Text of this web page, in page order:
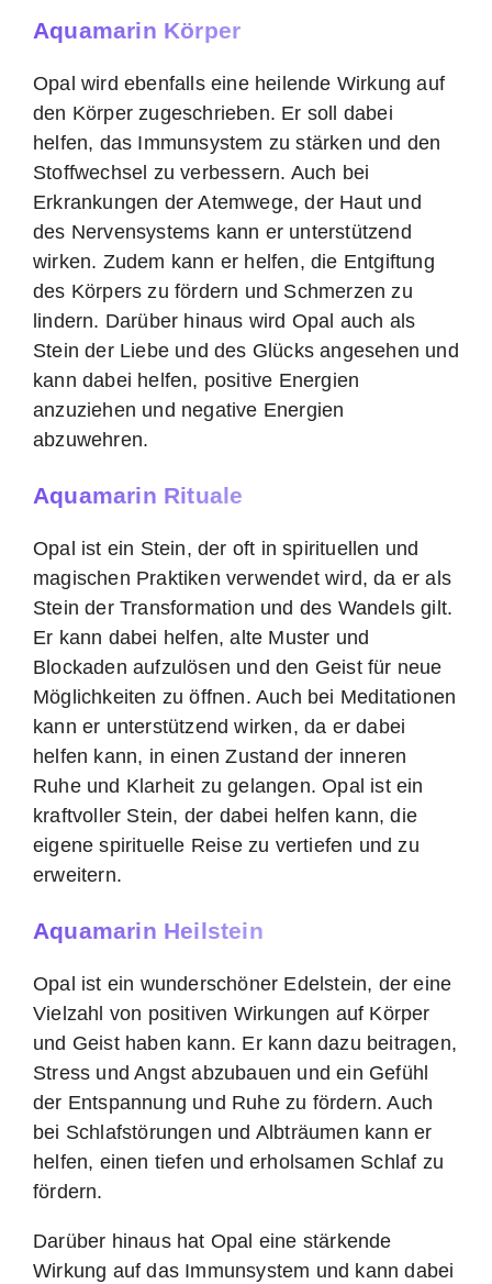
Aquamarin Körper
Opal wird ebenfalls eine heilende Wirkung auf
den Körper zugeschrieben. Er soll dabei
helfen, das Immunsystem zu stärken und den
Stoffwechsel zu verbessern. Auch bei
Erkrankungen der Atemwege, der Haut und
des Nervensystems kann er unterstützend
wirken. Zudem kann er helfen, die Entgiftung
des Körpers zu fördern und Schmerzen zu
lindern. Darüber hinaus wird Opal auch als
Stein der Liebe und des Glücks angesehen und
kann dabei helfen, positive Energien
anzuziehen und negative Energien
abzuwehren.
Aquamarin Rituale
Opal ist ein Stein, der oft in spirituellen und
magischen Praktiken verwendet wird, da er als
Stein der Transformation und des Wandels gilt.
Er kann dabei helfen, alte Muster und
Blockaden aufzulösen und den Geist für neue
Möglichkeiten zu öffnen. Auch bei Meditationen
kann er unterstützend wirken, da er dabei
helfen kann, in einen Zustand der inneren
Ruhe und Klarheit zu gelangen. Opal ist ein
kraftvoller Stein, der dabei helfen kann, die
eigene spirituelle Reise zu vertiefen und zu
erweitern.
Aquamarin Heilstein
Opal ist ein wunderschöner Edelstein, der eine
Vielzahl von positiven Wirkungen auf Körper
und Geist haben kann. Er kann dazu beitragen,
Stress und Angst abzubauen und ein Gefühl
der Entspannung und Ruhe zu fördern. Auch
bei Schlafstörungen und Albträumen kann er
helfen, einen tiefen und erholsamen Schlaf zu
fördern.
Darüber hinaus hat Opal eine stärkende
Wirkung auf das Immunsystem und kann dabei